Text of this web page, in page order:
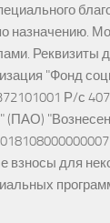
назначению.
Реквизиты
"Фонд
Р/с
(ПАО)
взносы для